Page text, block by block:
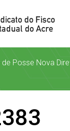
de Posse Nova